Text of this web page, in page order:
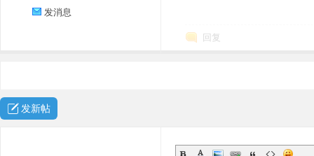
发消息
回复
发新帖